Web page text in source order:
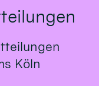
Köln